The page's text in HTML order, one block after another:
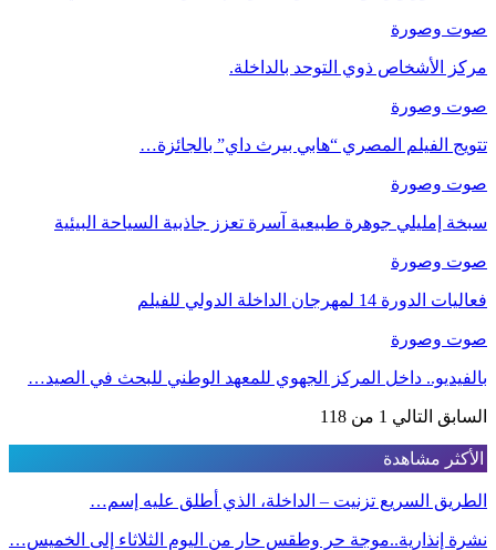
صوت وصورة
مركز الأشخاص ذوي التوحد بالداخلة.
صوت وصورة
تتويج الفيلم المصري “هابي بيرث داي” بالجائزة…
صوت وصورة
سبخة إمليلي جوهرة طبيعية آسرة تعزز جاذبية السياحة البيئية
صوت وصورة
فعاليات الدورة 14 لمهرجان الداخلة الدولي للفيلم
صوت وصورة
بالفيديو.. داخل المركز الجهوي للمعهد الوطني للبحث في الصيد…
السابق التالي 1 من 118
الأكثر مشاهدة
الطريق السريع تزنيت – الداخلة، الذي أطلق عليه إسم…
نشرة إنذارية..موجة حر وطقس حار من اليوم الثلاثاء إلى الخميس…